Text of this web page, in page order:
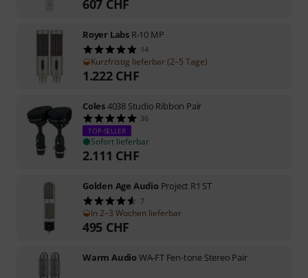
607 CHF
Royer Labs R-10 MP
14
Kurzfristig lieferbar (2–5 Tage)
1.222 CHF
Coles4038 Studio Ribbon Pair
36
TOP-SELLER
Sofort lieferbar
2.111 CHF
Golden Age Audio Project R1 ST
7
In 2–3 Wochen lieferbar
495 CHF
Warm AudioWA-FT Fen-tone Stereo Pair